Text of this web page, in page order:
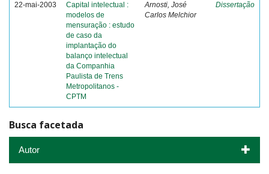
22-mai-2003
Capital intelectual :
modelos de
mensuração : estudo
de caso da
implantação do
balanço intelectual
da Companhia
Paulista de Trens
Metropolitanos -
CPTM
Arnosti, José
Carlos Melchior
Dissertação
Busca facetada
Autor